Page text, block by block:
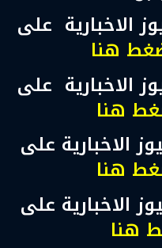
الاخبارية على
هنا
الاخبارية على
هنا
الاخبارية على
هنا
الاخبارية على
هنا